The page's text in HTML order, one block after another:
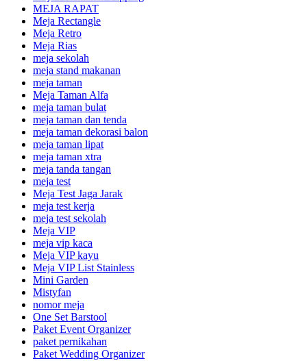
MEJA RAPAT
Meja Rectangle
Meja Retro
Meja Rias
meja sekolah
meja stand makanan
meja taman
Meja Taman Alfa
meja taman bulat
meja taman dan tenda
meja taman dekorasi balon
meja taman lipat
meja taman xtra
meja tanda tangan
meja test
Meja Test Jaga Jarak
meja test kerja
meja test sekolah
Meja VIP
meja vip kaca
Meja VIP kayu
Meja VIP List Stainless
Mini Garden
Mistyfan
nomor meja
One Set Barstool
Paket Event Organizer
paket pernikahan
Paket Wedding Organizer